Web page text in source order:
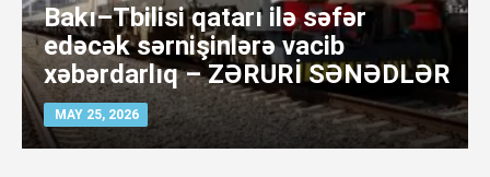
Bakı–Tbilisi qatarı ilə səfər
edəcək sərnişinlərə vacib
xəbərdarlıq – ZƏRURİ SƏNƏDLƏR
MAY 25, 2026